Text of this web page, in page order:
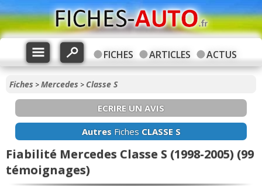
FICHES ARTICLES ACTUS
Fiches >Mercedes > Classe S
ECRIRE UN AVIS
AutresFiches CLASSE S
Fiabilité Mercedes Classe S (1998-2005) (99
témoignages)